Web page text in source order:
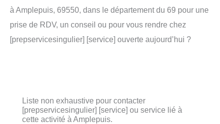
à Amplepuis, 69550, dans le département du 69 pour une
prise de RDV, un conseil ou pour vous rendre chez
[prepservicesingulier] [service] ouverte aujourd’hui ?
Liste non exhaustive pour contacter
[prepservicesingulier] [service] ou service lié à
cette activité à Amplepuis.